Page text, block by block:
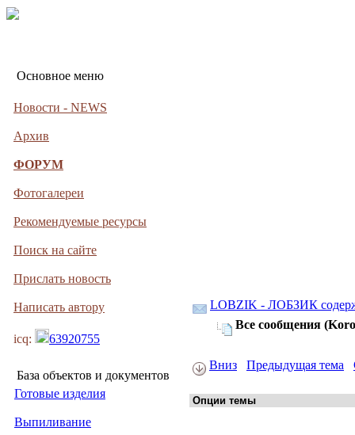
Основное меню
Новости - NEWS
Архив
ФОРУМ
Фотогалереи
Рекомендуемые ресурсы
Поиск на сайте
Прислать новость
Написать автору
icq: 63920755
База объектов и документов
Готовые изделия
Выпиливание
LOBZIK - ЛОБЗИК
Все сообщения
Вниз Предыдущая тема